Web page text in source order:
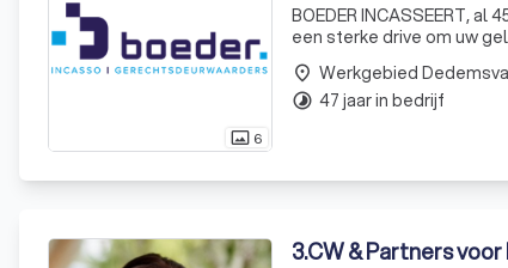
photo_size_select_actual 6
BOEDER INCASSEERT,
een sterke drive om uw
als geen ander hoe we dit
place Werkgebied
timelapse 47 jaar in bedrijf
3.CW & Partners